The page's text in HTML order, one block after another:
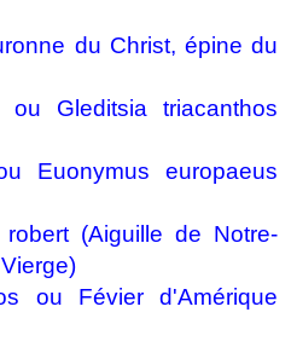
du Christ, épine du
ou Gleditsia triacanthos
Euonymus europaeus
(Aiguille de Notre-
ou Févier d'Amérique